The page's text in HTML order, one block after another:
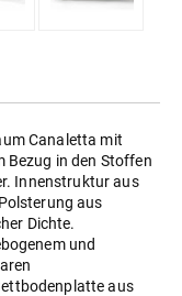
Canaletta mit
Bezug in den Stoffen
Innenstruktur aus
aus
Dichte.
und
aus